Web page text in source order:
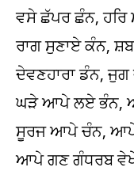
ਵਸੇ ਛੱਪਰ ਛੰਨ,
ਰਾਗ ਸੁਣਾਏ ਕੰਨ,
ਦੇਵਣਹਾਰਾ ਡੰਨ,
ਘੜੇ ਆਪੇ ਲਏ ਭੰਨ,
ਸੂਰਜ ਆਪੇ ਚੰਨ,
ਆਪੇ ਗਣ ਗੰਧਰਬ